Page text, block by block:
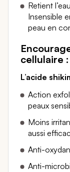
Retient
Insensible
peau en
cellulaire :
L’acide
Action
peaux
Moins
aussi
Anti-
Anti-